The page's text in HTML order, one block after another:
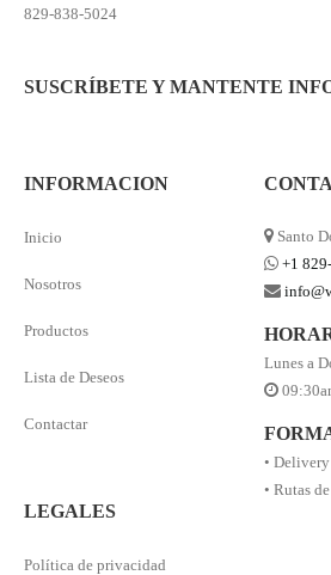
829-838-5024
SUSCRÍBETE Y MANTENTE
INFORMACION
Inicio
Nosotros
Productos
Lista de Deseos
Contactar
LEGALES
Política de privacidad
Santo
+1
Lunes a
•
• Rutas